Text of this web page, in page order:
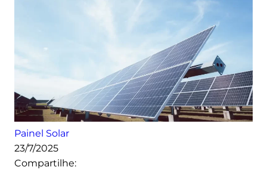
Painel Solar
23/7/2025
Compartilhe: